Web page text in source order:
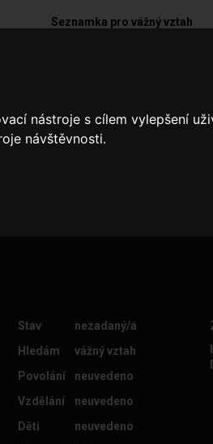
nástroje s cílem vylepšení
návštěvnosti.
Seznamka pro vážný vztah
Zájmy? fotbal a sport...
pěknou ženu...:)
Stav
nezadaný/á
Hledám
vážný vztah
Povolání
neuvedeno
Vzdělání
neuvedeno
Děti
neuvedeno